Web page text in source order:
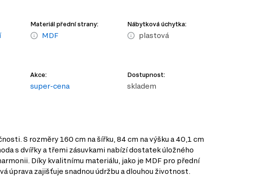
Materiál přední strany:
MDF
Nábytková úchytka:
plastová
Akce:
super-cena
Dostupnost:
skladem
S rozměry 160 cm na šířku, 84 cm na výšku a 40,1 cm
s dvířky a třemi zásuvkami nabízí dostatek úložného
Díky kvalitnímu materiálu, jako je MDF pro přední
úprava zajišťuje snadnou údržbu a dlouhou životnost.